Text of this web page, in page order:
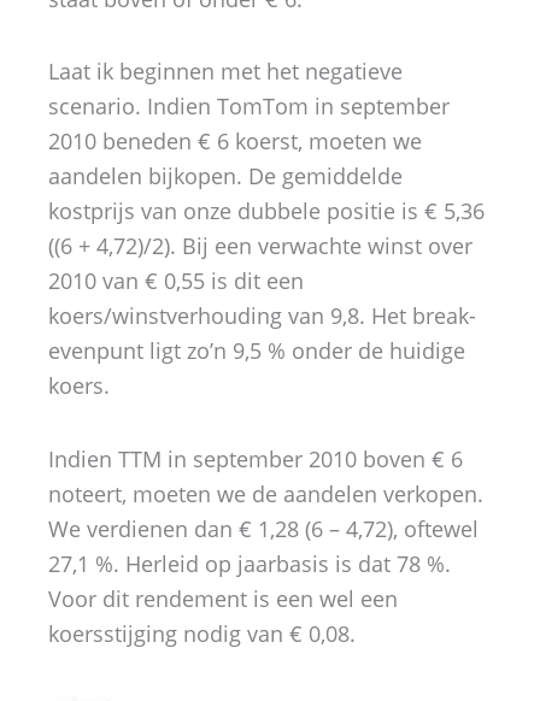
Laat ik beginnen met het negatieve
scenario. Indien TomTom in september
2010 beneden € 6 koerst, moeten we
aandelen bijkopen. De gemiddelde
kostprijs van onze dubbele positie is € 5,36
((6 + 4,72)/2). Bij een verwachte winst over
2010 van € 0,55 is dit een
koers/winstverhouding van 9,8. Het break-
evenpunt ligt zo’n 9,5 % onder de huidige
koers.
Indien TTM in september 2010 boven € 6
noteert, moeten we de aandelen verkopen.
We verdienen dan € 1,28 (6 – 4,72), oftewel
27,1 %. Herleid op jaarbasis is dat 78 %.
Voor dit rendement is een wel een
koersstijging nodig van € 0,08.